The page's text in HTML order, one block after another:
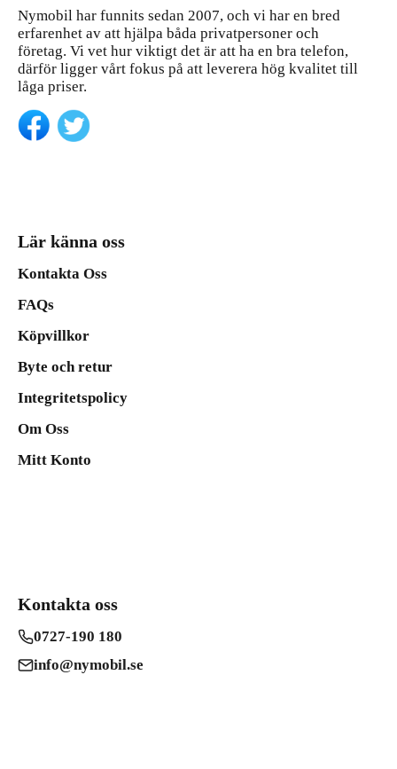
Nymobil har funnits sedan 2007, och vi har en bred
erfarenhet av att hjälpa båda privatpersoner och
företag. Vi vet hur viktigt det är att ha en bra telefon,
därför ligger vårt fokus på att leverera hög kvalitet till
låga priser.
Lär känna oss
Kontakta Oss
FAQs
Köpvillkor
Byte och retur
Integritetspolicy
Om Oss
Mitt Konto
Kontakta oss
0727-190 180
info@nymobil.se